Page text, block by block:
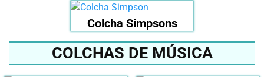
Colcha Simpsons
COLCHAS DE MÚSICA